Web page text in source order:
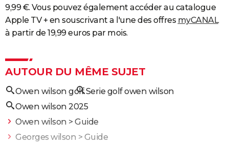
9,99 €. Vous pouvez également accéder au catalogue
Apple TV + en souscrivant a l'une des offres myCANAL
à partir de 19,99 euros par mois.
AUTOUR DU MÊME SUJET
Owen wilson golf Serie golf owen wilson
Owen wilson 2025
Owen wilson > Guide
Georges wilson > Guide